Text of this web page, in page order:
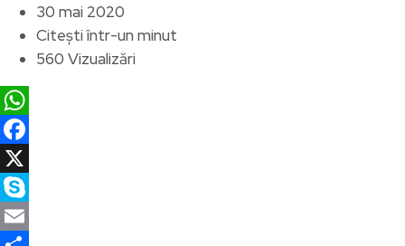
30 mai 2020
Citești într-un minut
560 Vizualizări
WhatsApp
Facebook
X
Skype